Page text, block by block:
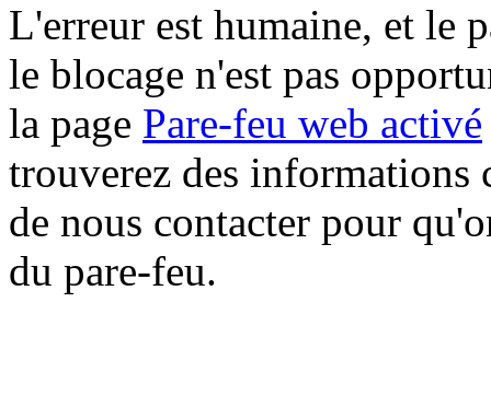
L'erreur est humaine, et le
le blocage n'est pas
la page Pare-feu web activé
trouverez des informations
de nous contacter pour
du pare-feu.